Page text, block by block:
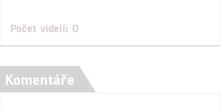
Počet videií: 0
Komentáře